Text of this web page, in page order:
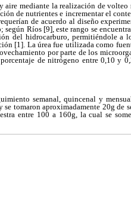
aire mediante la realización de volteo
de nutrientes e incrementar el
de acuerdo al diseño
Ríos [9], este rango se
del hidrocarburo, permitiéndole a
[1]. La úrea fue utilizada como
por parte de los
de nitrógeno entre 0,10 y
semanal, quincenal y
tomaron aproximadamente 20g de
entre 100 a 160g, la cual se